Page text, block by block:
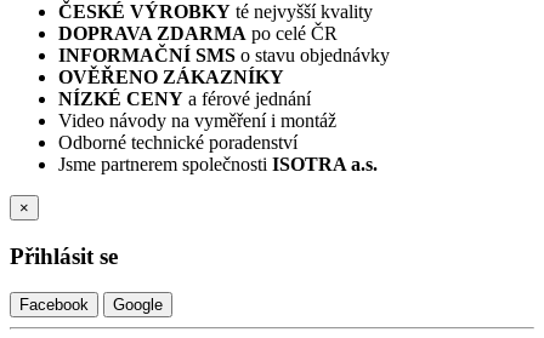
ČESKÉ VÝROBKY té nejvyšší kvality
DOPRAVA ZDARMA po celé ČR
INFORMAČNÍ SMS o stavu objednávky
OVĚŘENO ZÁKAZNÍKY
NÍZKÉ CENY a férové jednání
Video návody na vyměření i montáž
Odborné technické poradenství
Jsme partnerem společnosti ISOTRA a.s.
×
Přihlásit se
Facebook Google